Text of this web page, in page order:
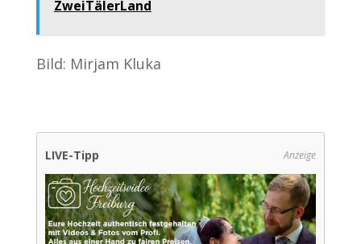
ZweiTälerLand
Bild: Mirjam Kluka
LIVE-Tipp Anzeige